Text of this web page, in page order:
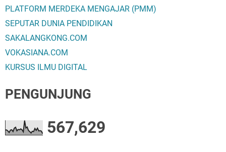
PLATFORM MERDEKA MENGAJAR (PMM)
SEPUTAR DUNIA PENDIDIKAN
SAKALANGKONG.COM
VOKASIANA.COM
KURSUS ILMU DIGITAL
PENGUNJUNG
567,629